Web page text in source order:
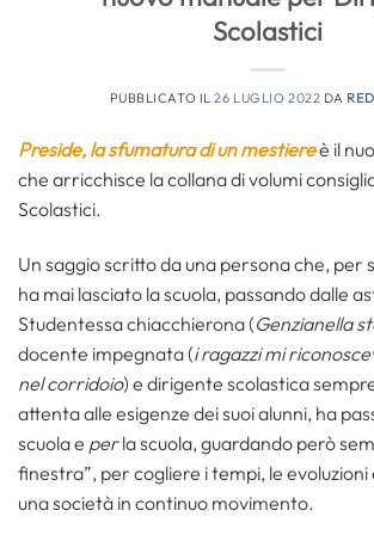
Scolastici
PUBBLICATO IL26 LUGLIO 2022 DA
Preside, la sfumatura di un mestiereè il
che arricchisce la collana di volumi
Scolastici.
Un saggio scritto da una persona che, per
ha mai lasciato la scuola, passando dalle
Studentessa chiacchierona (Genzianella
docente impegnata (i ragazzi mi
nel corridoio) e dirigente scolastica
attenta alle esigenze dei suoi alunni, ha
scuola e perla scuola, guardando però
finestra”, per cogliere i tempi, le
una società in continuo movimento.